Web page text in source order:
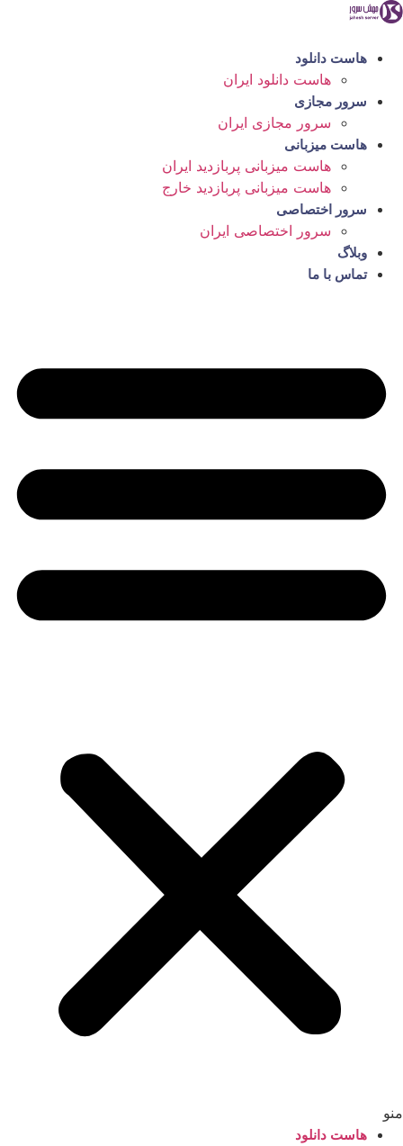
پرش
محتوا
هاست دانلود
هاست دانلود ایران
سرور مجازی
سرور مجازی ایران
هاست میزبانی
هاست میزبانی پربازدید ایران
هاست میزبانی پربازدید خارج
سرور اختصاصی
سرور اختصاصی ایران
وبلاگ
تماس با ما
منو
هاست دانلود